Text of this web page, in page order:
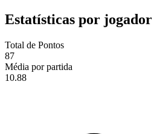
Estatísticas por jogador
Total de Pontos
87
Média por partida
10.88